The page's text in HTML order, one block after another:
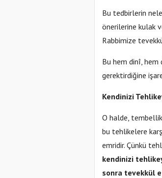
Bu tedbirlerin
önerilerine kulak
Rabbimize
Bu hem dinî,
gerektirdiğine
Kendinizi
O halde,
bu tehlikelere
emridir. Çünkü
kendinizi
sonra tevekkül